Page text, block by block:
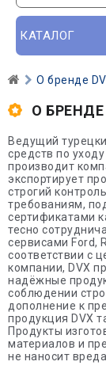
КАТАЛОГ
О бренде
О БРЕНДЕ
Ведущий
средств по
производит
экспортирует
строгий
требованиям,
сертификатами
тесно
сервисами Ford,
соответствии с
компании, DVX
надёжные
соблюдении
дополнение к
продукция DVX
Продукты
материалов и
не наносит